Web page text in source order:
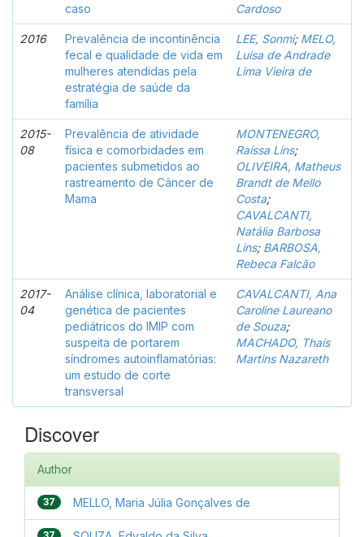
caso
Cardoso
2016
Prevalência de incontinência
fecal e qualidade de vida em
mulheres atendidas pela
estratégia de saúde da
família
LEE, Sonmi; MELO,
Luísa de Andrade
Lima Vieira de
2015-
08
Prevalência de atividade
física e comorbidades em
pacientes submetidos ao
rastreamento de Câncer de
Mama
MONTENEGRO,
Raíssa Lins;
OLIVEIRA, Matheus
Brandt de Mello
Costa;
CAVALCANTI,
Natália Barbosa
Lins; BARBOSA,
Rebeca Falcão
2017-
04
Análise clínica, laboratorial e
genética de pacientes
pediátricos do IMIP com
suspeita de portarem
síndromes autoinflamatórias:
um estudo de corte
transversal
CAVALCANTI, Ana
Caroline Laureano
de Souza;
MACHADO, Thaís
Martins Nazareth
Discover
Author
37 MELLO, Maria Júlia Gonçalves de